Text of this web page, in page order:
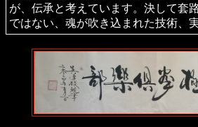
が、伝承と考えています。決して套
ではない、魂が吹き込まれた技術、